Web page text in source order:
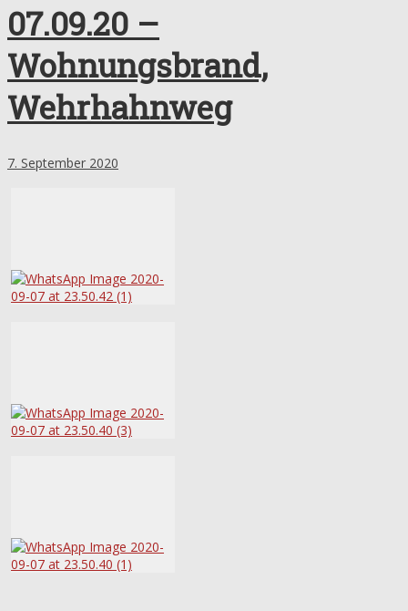
07.09.20 –
Wohnungsbrand,
Wehrhahnweg
7. September 2020